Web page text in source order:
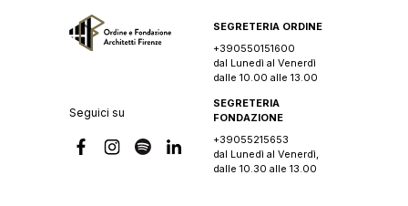
Seguici su
SEGRETERIA ORDINE
+390550151600
dal Lunedì al Venerdì
dalle 10.00 alle 13.00
SEGRETERIA
FONDAZIONE
+39055215653
dal Lunedì al Venerdì,
dalle 10.30 alle 13.00